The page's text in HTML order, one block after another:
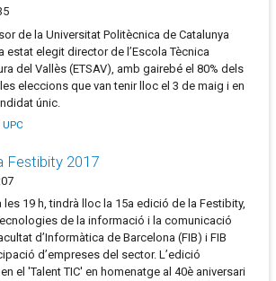
de la Universitat Politècnica de Catalunya
estat elegit director de l’Escola Tècnica
del Vallès (ETSAV), amb gairebé el 80% dels
eleccions que van tenir lloc el 3 de maig i en
únic.
Festibity 2017
les 19 h, tindrà lloc la 15a edició de la Festibity,
de la informació i la comunicació
d’Informàtica de Barcelona (FIB) i FIB
d’empreses del sector. L’edició
el 'Talent TIC' en homenatge al 40è aniversari